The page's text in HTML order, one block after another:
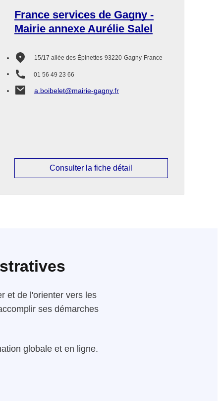
France services de Gagny -
Mairie annexe Aurélie Salel
15/17 allée des Épinettes 93220 Gagny France
01 56 49 23 66
a.boibelet@mairie-gagny.fr
Consulter la fiche détail
et de l'orienter vers les
ses démarches
globale et en ligne.